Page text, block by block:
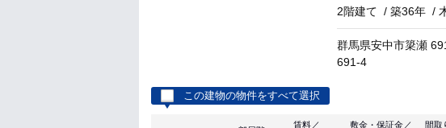
2階建て /築36年 /
群馬県安中市簗瀬
691-4
この建物の物件をすべて選択
賃料／
敷金・保証金／
間取